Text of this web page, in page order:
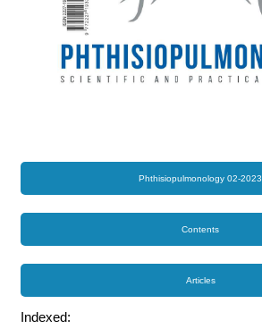
Phthisiopulmonology 02-2023
Contents
Articles
Indexed: